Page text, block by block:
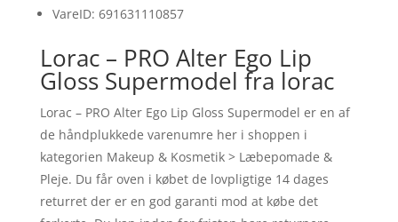
VareID: 691631110857
Lorac – PRO Alter Ego Lip
Gloss Supermodel fra lorac
Lorac – PRO Alter Ego Lip Gloss Supermodel er en af
de håndplukkede varenumre her i shoppen i
kategorien Makeup & Kosmetik > Læbepomade &
Pleje. Du får oven i købet de lovpligtige 14 dages
returret der er en god garanti mod at købe det